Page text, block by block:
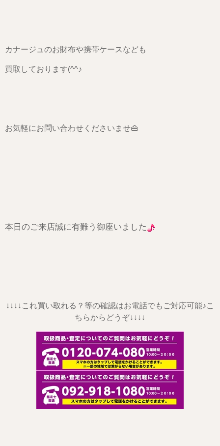
カナージュのお財布や携帯ケースなども
買取しております(^^♪
お気軽にお問い合わせくださいませ👜
本日のご来店誠に有難う御座いました
↓↓↓↓これ買い取れる？等の確認はお電話でもご対応可能♪こ
ちらからどうぞ↓↓↓↓